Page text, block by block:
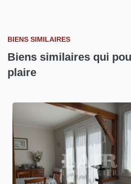
BIENS SIMILAIRES
Biens similaires qui
plaire